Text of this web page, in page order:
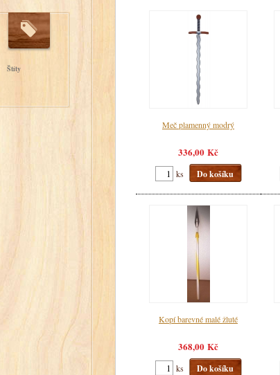
Štíty
Meč plamenný modrý
336,00 Kč
ks Do košíku
Kopí barevné malé žluté
368,00 Kč
ks Do košíku